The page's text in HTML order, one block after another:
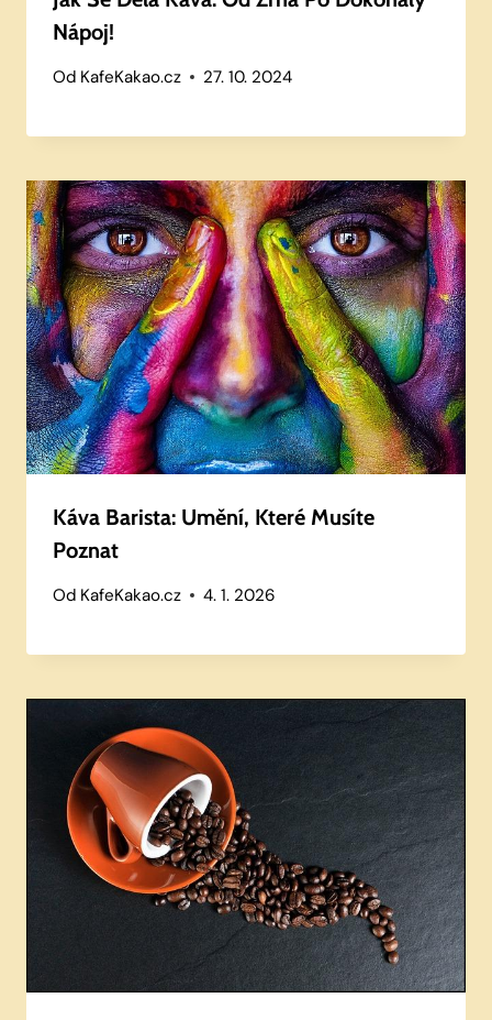
Nápoj!
Od KafeKakao.cz 27. 10. 2024
Káva Barista: Umění, Které Musíte
Poznat
Od KafeKakao.cz 4. 1. 2026